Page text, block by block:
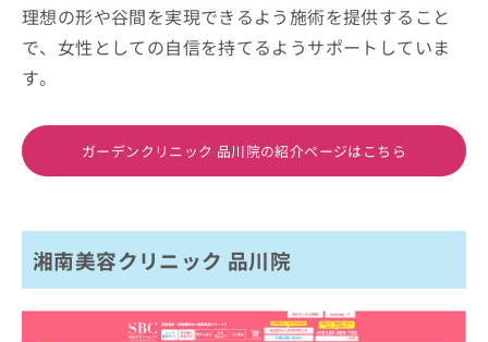
理想の形や谷間を実現できるよう施術を提供すること
で、女性としての自信を持てるようサポートしていま
す。
ガーデンクリニック 品川院の紹介ページはこちら
湘南美容クリニック 品川院